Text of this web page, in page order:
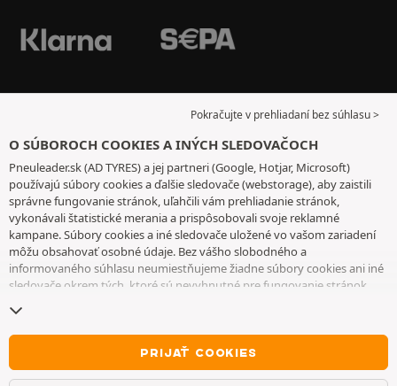
Pokračujte v prehliadaní bez súhlasu >
O SÚBOROCH COOKIES A INÝCH SLEDOVAČOCH
Pneuleader.sk (AD TYRES) a jej partneri (Google, Hotjar, Microsoft)
používajú súbory cookies a ďalšie sledovače (webstorage), aby zaistili
správne fungovanie stránok, uľahčili vám prehliadanie stránok,
vykonávali štatistické merania a prispôsobovali svoje reklamné
kampane. Súbory cookies a iné sledovače uložené vo vašom zariadení
môžu obsahovať osobné údaje. Bez vášho slobodného a
informovaného súhlasu neumiestňujeme žiadne súbory cookies ani iné
sledovače okrem tých, ktoré sú nevyhnutné pre fungovanie stránok.
odvolať tak, že prejdete na
rozhodnúť pokračovať v prehliadaní bez súhlasu s ukladaním súborov
cookies alebo iných sledovačov. Ich odmietnutie nebráni prístupu k
službám. Ak chcete získať ďalšie informácie, pozrite sistránku so
PRIJAŤ COOKIES